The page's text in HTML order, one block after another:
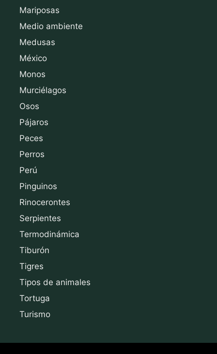
Mariposas
Medio ambiente
Medusas
México
Monos
Murciélagos
Osos
Pájaros
Peces
Perros
Perú
Pinguinos
Rinocerontes
Serpientes
Termodinámica
Tiburón
Tigres
Tipos de animales
Tortuga
Turismo